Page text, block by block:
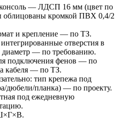
консоль — ЛДСП 16 мм (цвет по
облицованы кромкой ПВХ 0,4/2
и крепление — по ТЗ.
отверстия в
диаметр — по требованию.
подключения фенов — по
кабеля — по ТЗ.
тип крепежа под
дюбели/планка) — по проекту.
под ежедневную